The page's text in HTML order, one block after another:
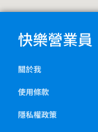
快樂營業員
關於我
使用條款
隱私權政策